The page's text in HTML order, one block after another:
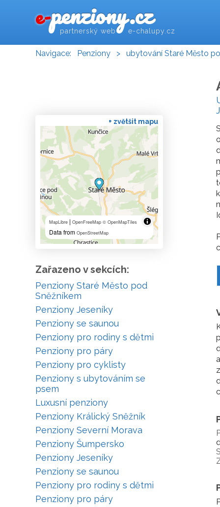
e-penziony.cz
partnerský web e-chalupy.cz
Navigace: Penziony > ubytování Staré Město
+ zvětšit mapu
MapLibre | OpenFreeMap © OpenMapTiles
Data from OpenStreetMap
Zařazeno v sekcích:
Penziony Staré Město pod
Sněžníkem
Penziony Jeseníky
Penziony se saunou
Penziony pro rodiny s dětmi
Penziony pro páry
Penziony pro cyklisty
Penziony s ubytováním se
psem
Luxusní penziony
Penziony Králický Sněžník
Penziony Severní Morava
Penziony Šumpersko
Penziony Jeseníky
Penziony se saunou
Penziony pro rodiny s dětmi
Penziony pro páry